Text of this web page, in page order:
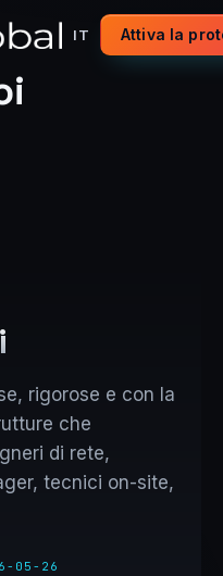
IT Attiva la
rigorose e con la
che
di rete,
tecnici on-site,
05-26